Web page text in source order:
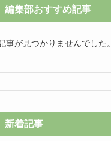
編集部おすすめ記事
事が見つかりませんでした。
新着記事